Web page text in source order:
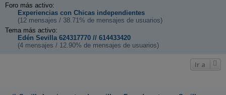
Foro más activo:
Experiencias con Chicas independientes
(12 mensajes / 38.71% de mensajes de usuarios)
Tema más activo:
Edén Sevilla 624317770 // 614433420
(4 mensajes / 12.90% de mensajes de usuarios)
Ir a